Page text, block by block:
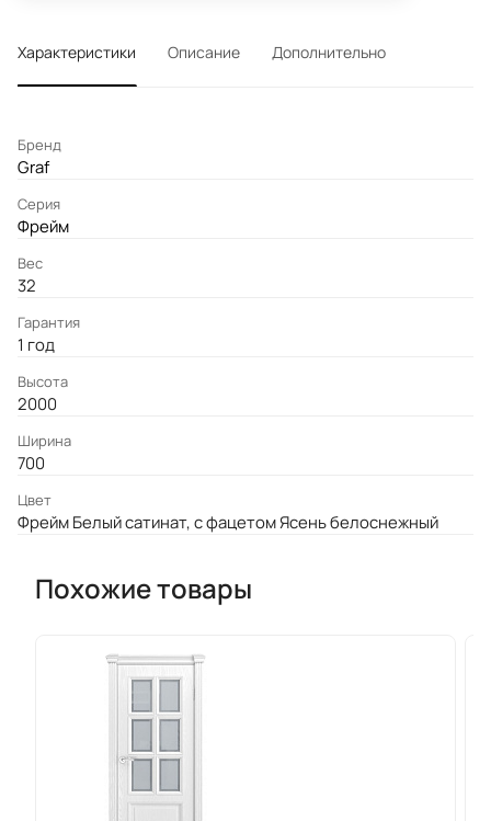
Характеристики Описание Дополнительно
Бренд
Graf
Серия
Фрейм
Вес
32
Гарантия
1 год
Высота
2000
Ширина
700
Цвет
Фрейм Белый сатинат, с фацетом Ясень белоснежный
Похожие товары